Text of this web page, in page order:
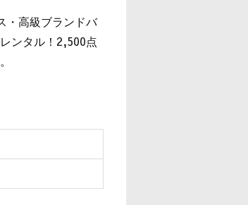
・高級ブランドバ
ンタル！2,500点